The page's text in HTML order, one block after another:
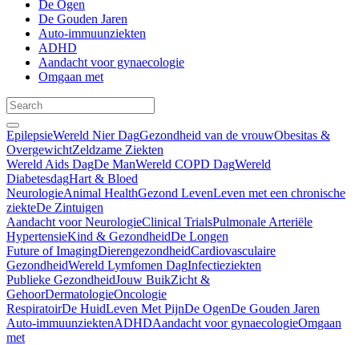
De Ogen
De Gouden Jaren
Auto-immuunziekten
ADHD
Aandacht voor gynaecologie
Omgaan met
EpilepsieWereld Nier DagGezondheid van de vrouwObesitas &
OvergewichtZeldzame Ziekten
Wereld Aids DagDe ManWereld COPD DagWereld
DiabetesdagHart & Bloed
NeurologieAnimal HealthGezond LevenLeven met een chronische
ziekteDe Zintuigen
Aandacht voor NeurologieClinical TrialsPulmonale Arteriële
HypertensieKind & GezondheidDe Longen
Future of ImagingDierengezondheidCardiovasculaire
GezondheidWereld Lymfomen DagInfectieziekten
Publieke GezondheidJouw BuikZicht &
GehoorDermatologieOncologie
RespiratoirDe HuidLeven Met PijnDe OgenDe Gouden Jaren
Auto-immuunziektenADHDAandacht voor gynaecologieOmgaan
met